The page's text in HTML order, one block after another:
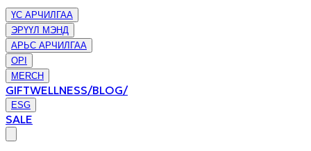
ҮС АРЧИЛГАА
ЭРҮҮЛ МЭНД
АРЬС АРЧИЛГАА
OPI
MERCH
GIFTWELLNESS/BLOG/
ESG
SALE